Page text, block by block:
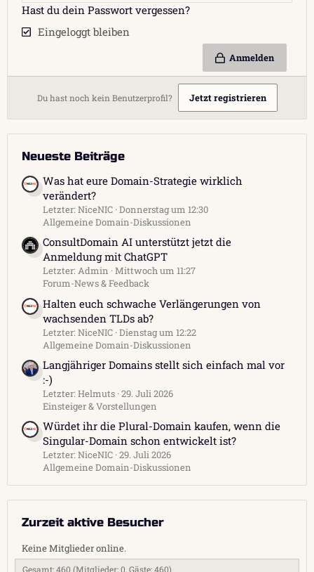
Hast du dein Passwort vergessen?
Eingeloggt bleiben
Anmelden
Du hast noch kein Benutzerprofil? Jetzt registrieren
Neueste Beiträge
Was hat eure Domain-Strategie wirklich
verändert?
Letzter: NiceNIC Donnerstag um 12:30
Allgemeine Domain-Diskussionen
ConsultDomain AI unterstützt jetzt die
Anmeldung mit ChatGPT
Letzter: Admin Mittwoch um 11:27
Forum-News & Feedback
Halten euch schwache Verlängerungen von
wachsenden TLDs ab?
Letzter: NiceNIC Dienstag um 12:22
Allgemeine Domain-Diskussionen
Langjähriger Domains stellt sich einfach mal vor
:-)
Letzter: Helmuts 29. Juli 2026
Einsteiger & Vorstellungen
Würdet ihr die Plural-Domain kaufen, wenn die
Singular-Domain schon entwickelt ist?
Letzter: NiceNIC 29. Juli 2026
Allgemeine Domain-Diskussionen
Zurzeit aktive Besucher
Keine Mitglieder online.
Gesamt: 460 (Mitglieder: 0, Gäste: 460)